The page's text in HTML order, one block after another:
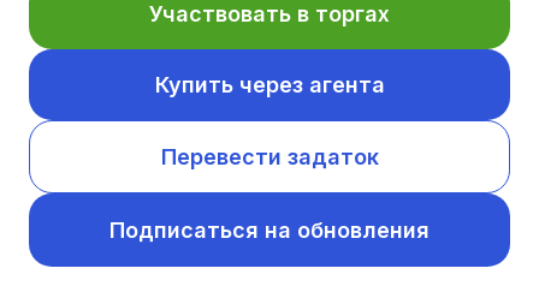
Участвовать в торгах
Купить через агента
Перевести задаток
Подписаться на обновления